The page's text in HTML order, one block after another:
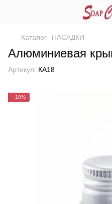
Каталог НАСАДКИ
Алюминиевая
Артикул: КА18
−10%